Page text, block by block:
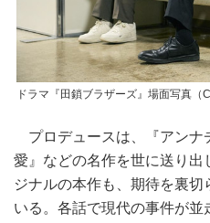
ドラマ『田鎖ブラザーズ』場面写真（
プロデュースは、『アンナ
愛』などの名作を世に送り出
ジナルの本作も、期待を裏
いる。各話で現代の事件が